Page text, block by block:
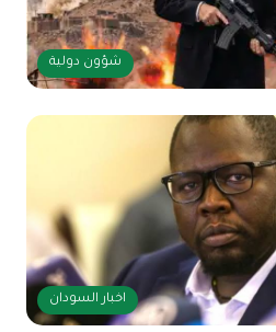
شؤون دولية
اخبار السودان